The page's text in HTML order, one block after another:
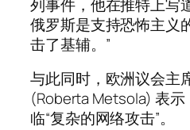
列事件，他在推特上写
俄罗斯是支持恐怖主义
击了基辅。”
与此同时，欧洲议会主
(Roberta Metsola) 表
临“复杂的网络攻击”。